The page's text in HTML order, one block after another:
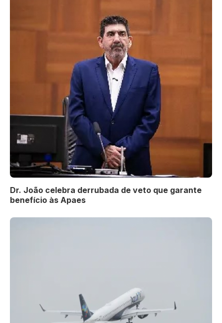
Dr. João celebra derrubada de veto que garante
benefício às Apaes